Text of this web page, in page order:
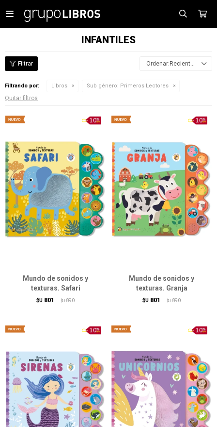

INFANTILES
Recientes
Filtrando por: Libros Sub género: Primeros Lectores
Quitar filtros
Mundo de sonidos y
texturas. Safari
$U 801 $U 890
Mundo de sonidos y
texturas. Granja
$U 801 $U 890